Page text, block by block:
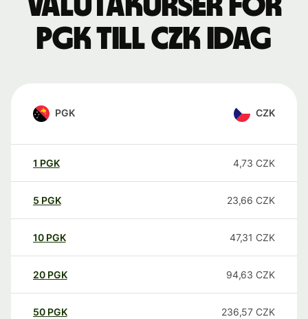
PGK till CZK idag
PGK CZK
1 PGK 4,73 CZK
5 PGK 23,66 CZK
10 PGK 47,31 CZK
20 PGK 94,63 CZK
50 PGK 236,57 CZK